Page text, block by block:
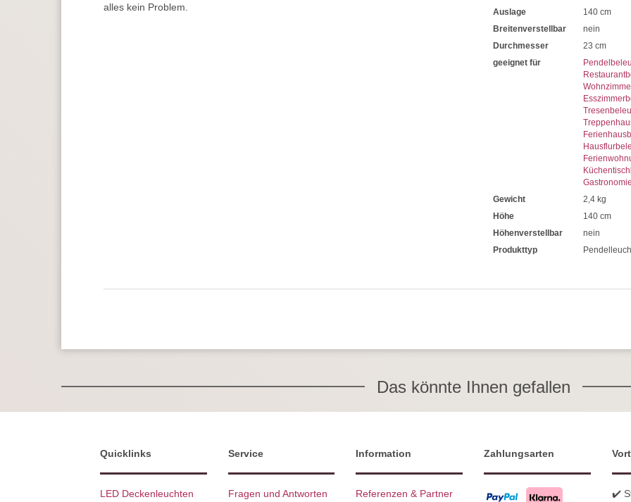
alles kein Problem.
Auslage
140 cm
Breitenverstellbar
nein
Durchmesser
23 cm
geeignet für
Gewicht
2,4 kg
Höhe
140 cm
Höhenverstellbar
nein
Produkttyp
Das könnte Ihnen gefallen
Quicklinks
LED Deckenleuchten
Service
Fragen und Antworten
Information
Referenzen & Partner
Zahlungsarten
✔️